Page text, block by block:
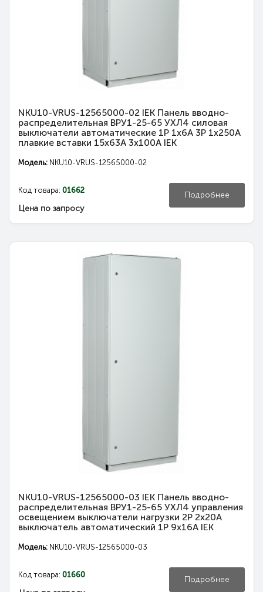
NKU10-VRUS-12565000-02 IEK Панель вводно-
распределительная ВРУ1-25-65 УХЛ4 силовая
выключатели автоматические 1Р 1х6А 3Р 1х250А
плавкие вставки 15х63А 3х100А IEK
Модель: NKU10-VRUS-12565000-02
Код товара: 01662
Цена по запросу
Подробнее
NKU10-VRUS-12565000-03 IEK Панель вводно-
распределительная ВРУ1-25-65 УХЛ4 управления
освещением выключатели нагрузки 2Р 2х20А
выключатель автоматический 1Р 9х16А IEK
Модель: NKU10-VRUS-12565000-03
Код товара: 01660 Подробнее